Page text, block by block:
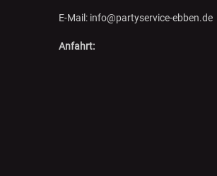
E-Mail: info@partyservice-ebben.de
Anfahrt: